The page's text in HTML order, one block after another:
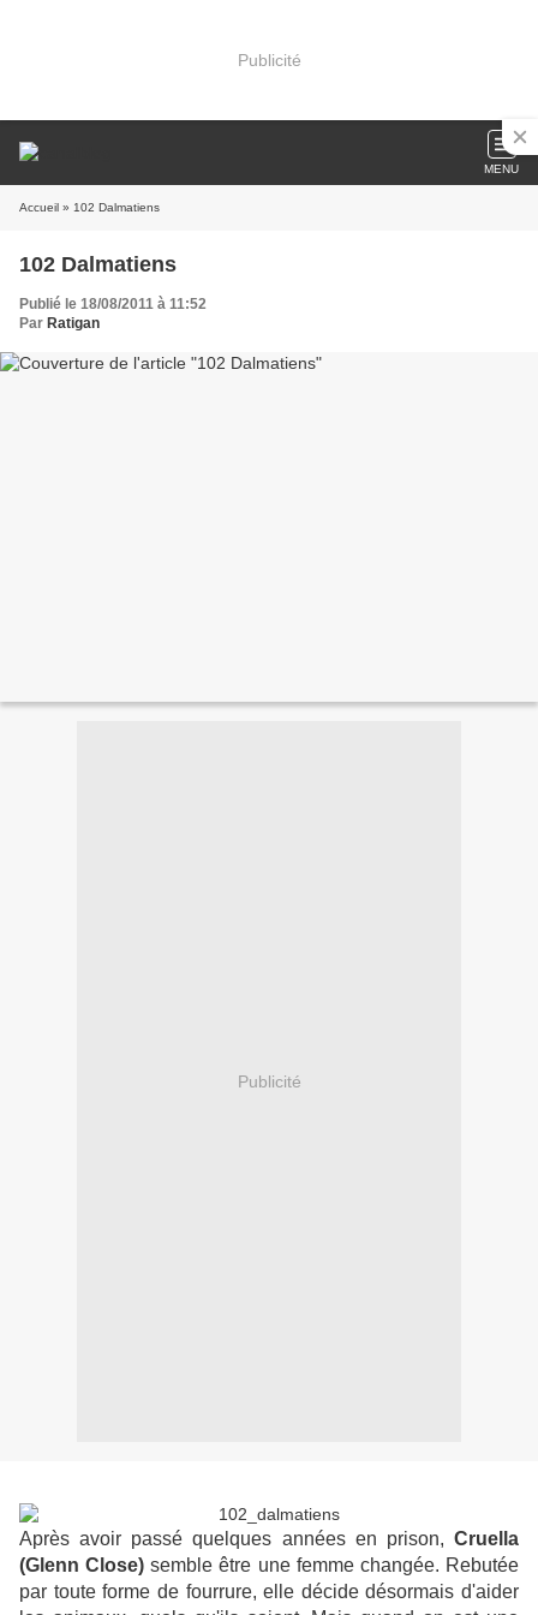
Publicité
MENU
Accueil » 102 Dalmatiens
102 Dalmatiens
Publié le 18/08/2011 à 11:52
Par Ratigan
Publicité
Après avoir passé quelques années en prison, Cruella
(Glenn Close) semble être une femme changée. Rebutée
par toute forme de fourrure, elle décide désormais d'aider